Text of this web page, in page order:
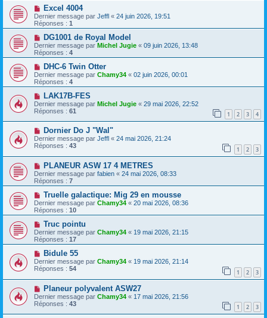
Excel 4004
Dernier message par Jeffl « 24 juin 2026, 19:51
Réponses : 1
DG1001 de Royal Model
Dernier message par Michel Jugie « 09 juin 2026, 13:48
Réponses : 4
DHC-6 Twin Otter
Dernier message par Chamy34 « 02 juin 2026, 00:01
Réponses : 4
LAK17B-FES
Dernier message par Michel Jugie « 29 mai 2026, 22:52
Réponses : 61 1 2 3 4
Dornier Do J "Wal"
Dernier message par Jeffl « 24 mai 2026, 21:24
Réponses : 43 1 2 3
PLANEUR ASW 17 4 METRES
Dernier message par fabien « 24 mai 2026, 08:33
Réponses : 7
Truelle galactique: Mig 29 en mousse
Dernier message par Chamy34 « 20 mai 2026, 08:36
Réponses : 10
Truc pointu
Dernier message par Chamy34 « 19 mai 2026, 21:15
Réponses : 17
Bidule 55
Dernier message par Chamy34 « 19 mai 2026, 21:14
Réponses : 54 1 2 3
Planeur polyvalent ASW27
Dernier message par Chamy34 « 17 mai 2026, 21:56
Réponses : 43 1 2 3